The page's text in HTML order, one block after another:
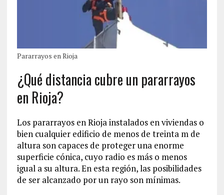
Pararrayos en Rioja
¿Qué distancia cubre un pararrayos
en Rioja?
Los pararrayos en Rioja instalados en viviendas o
bien cualquier edificio de menos de treinta m de
altura son capaces de proteger una enorme
superficie cónica, cuyo radio es más o menos
igual a su altura. En esta región, las posibilidades
de ser alcanzado por un rayo son mínimas.